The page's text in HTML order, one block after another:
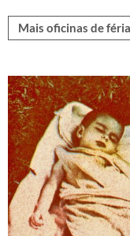
Mais oficinas de